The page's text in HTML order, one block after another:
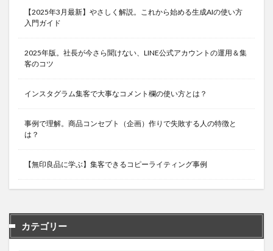
【2025年3月最新】やさしく解説。これから始める生成AIの使い方
入門ガイド
2025年版。社長が今さら聞けない、LINE公式アカウントの運用＆集
客のコツ
インスタグラム集客で大事なコメント欄の使い方とは？
事例で理解。商品コンセプト（企画）作りで失敗する人の特徴と
は？
【無印良品に学ぶ】集客できるコピーライティング事例
カテゴリー